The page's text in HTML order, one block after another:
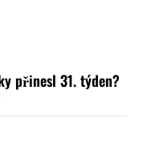
přinesl 31. týden?